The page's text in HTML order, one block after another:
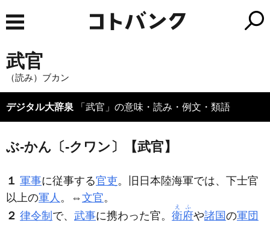
武官
（読み）ブカン
デジタル大辞泉 「武官」の意味・読み・例文・類語
ぶ‐かん〔‐クワン〕【武官】
１ 軍事に従事する官吏。旧日本陸海軍では、下士官
以上の軍人 。⇔文官。
２ 律令制 で、 武事に携わった官。 衛府
えふ
や諸国の軍団